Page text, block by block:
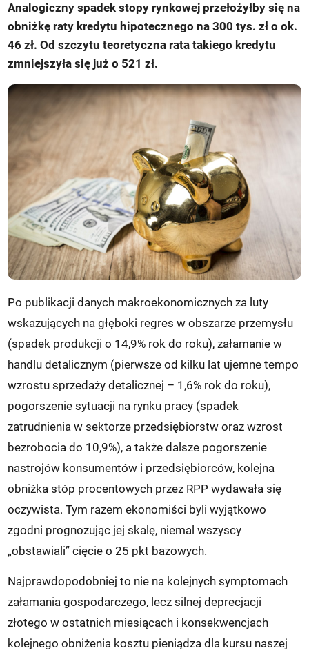
Analogiczny spadek stopy rynkowej przełożyłby się na
obniżkę raty kredytu hipotecznego na 300 tys. zł o ok.
46 zł. Od szczytu teoretyczna rata takiego kredytu
zmniejszyła się już o 521 zł.
Po publikacji danych makroekonomicznych za luty
wskazujących na głęboki regres w obszarze przemysłu
(spadek produkcji o 14,9% rok do roku), załamanie w
handlu detalicznym (pierwsze od kilku lat ujemne tempo
wzrostu sprzedaży detalicznej – 1,6% rok do roku),
pogorszenie sytuacji na rynku pracy (spadek
zatrudnienia w sektorze przedsiębiorstw oraz wzrost
bezrobocia do 10,9%), a także dalsze pogorszenie
nastrojów konsumentów i przedsiębiorców, kolejna
obniżka stóp procentowych przez RPP wydawała się
oczywista. Tym razem ekonomiści byli wyjątkowo
zgodni prognozując jej skalę, niemal wszyscy
„obstawiali” cięcie o 25 pkt bazowych.
Najprawdopodobniej to nie na kolejnych symptomach
załamania gospodarczego, lecz silnej deprecjacji
złotego w ostatnich miesiącach i konsekwencjach
kolejnego obniżenia kosztu pieniądza dla kursu naszej